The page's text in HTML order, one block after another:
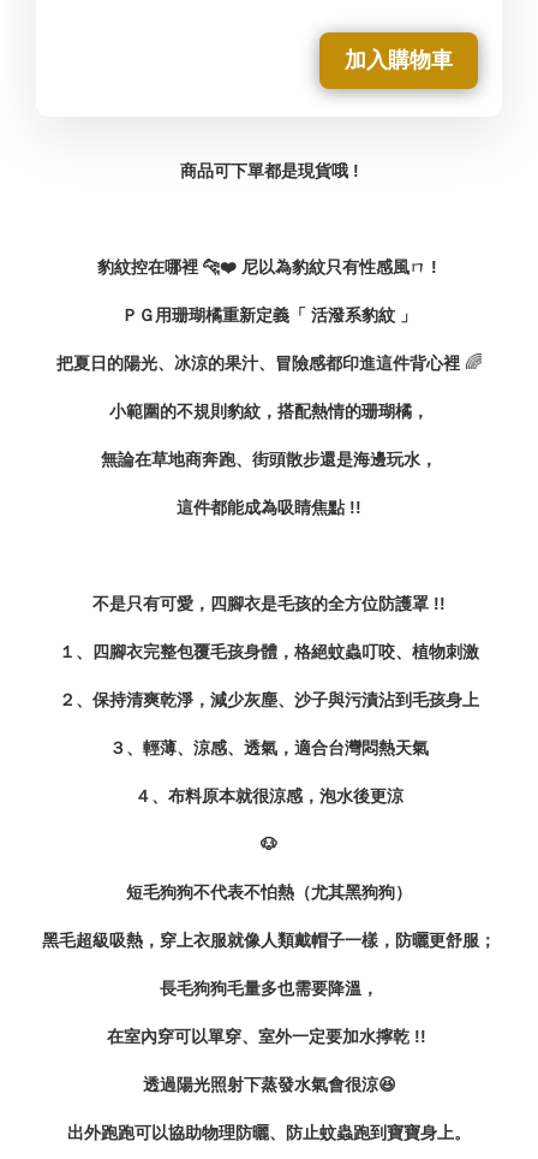
加入購物車
商品可下單都是現貨哦 !
豹紋控在哪裡 🐆❤️ 尼以為豹紋只有性感風ㄇ !
ＰＧ用珊瑚橘重新定義「 活潑系豹紋 」
把夏日的陽光、冰涼的果汁、冒險感都印進這件背心裡 🌈
小範圍的不規則豹紋， 搭配熱情的珊瑚橘，
無論在草地商奔跑、街頭散步還是海邊玩水，
這件都能成為吸睛焦點 !!
不是只有可愛，四腳衣是毛孩的全方位防護罩 !!
１、四腳衣完整包覆毛孩身體，格絕蚊蟲叮咬、植物刺激
２、保持清爽乾淨，減少灰塵、沙子與污漬沾到毛孩身上
３、輕薄、涼感、透氣，適合台灣悶熱天氣
４、布料原本就很涼感，泡水後更涼
🐶
短毛狗狗不代表不怕熱（尤其黑狗狗）
黑毛超級吸熱，穿上衣服就像人類戴帽子一樣，防曬更舒服；
長毛狗狗毛量多也需要降溫，
在室內穿可以單穿、室外一定要加水擰乾 !!
透過陽光照射下蒸發水氣會很涼😆
出外跑跑可以協助物理防曬、防止蚊蟲跑到寶寶身上。